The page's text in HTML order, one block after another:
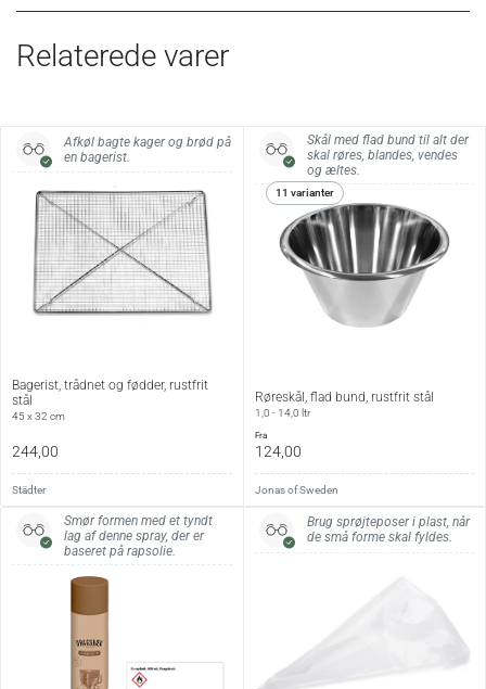
Materiale:
opvaskemiddel mere end højst nødvendigt, da det vil
affedte overfladen. Lad aldrig formen ligge i blød i vand, og
vask den aldrig i opvaskemaskinen, da den vil ruste.
Relaterede varer
Afkøl bagte kager og brød på
en bagerist.
Bagerist, trådnet og fødder, rustfrit
stål
45 x 32 cm
244,00
Städter
Skål med flad bund til alt der
skal røres, blandes, vendes
og æltes.
11 varianter
Røreskål, flad bund, rustfrit stål
1,0 - 14,0 ltr
fra
124,00
Jonas of Sweden
Smør formen med et tyndt
lag af denne spray, der er
baseret på rapsolie.
Brug sprøjteposer i plast, når
de små forme skal fyldes.